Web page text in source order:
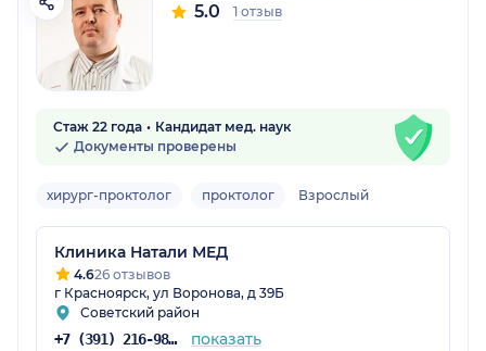
5.0 1 отзыв
Стаж 22 года
Кандидат мед. наук
Документы проверены
хирург-проктолог проктолог Взрослый
Клиника Натали МЕД
4.626 отзывов
г Красноярск, ул Воронова, д 39Б
Советский район
+7 (391) 216-98-61 показать